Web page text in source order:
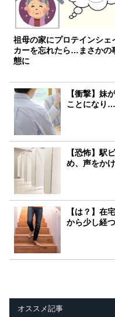
祖母の家にプロテインシェ
カーを忘れたら…まさかの
態に
【衝撃】妹
ことになり
【恐怖】駅
め、声をか
【は？】在
から少し経
オススメ記事